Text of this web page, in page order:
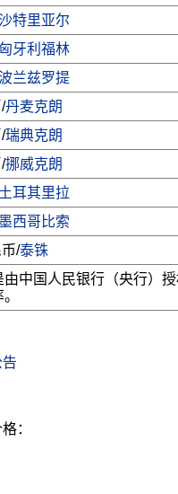
特里亚尔
牙利福林
兰兹罗提
丹麦克朗
瑞典克朗
挪威克朗
耳其里拉
西哥比索
/泰铢
中国人民银行（央行）
：